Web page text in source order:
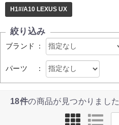
H1#/A10 LEXUS UX
絞り込み
ブランド ：
パーツ ：
18件の商品が見つかりました